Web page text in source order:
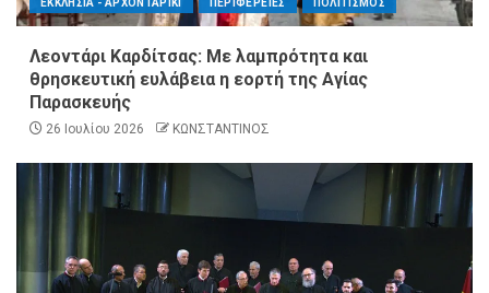
ΕΚΚΛΗΣΙΑ - ΑΡΧΟΝΤΑΡΙΚΙ ΠΕΡΙΦΕΡΕΙΕΣ ΠΟΛΙΤΙΣΜΟΣ
Λεοντάρι Καρδίτσας: Με λαμπρότητα και
θρησκευτική ευλάβεια η εορτή της Αγίας
Παρασκευής
26 Ιουλίου 2026 ΚΩΝΣΤΑΝΤΙΝΟΣ